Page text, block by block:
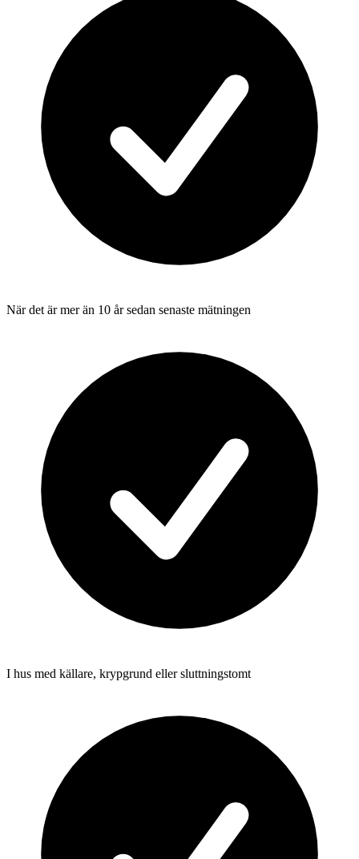
När det är mer än 10 år sedan senaste mätningen
I hus med källare, krypgrund eller sluttningstomt